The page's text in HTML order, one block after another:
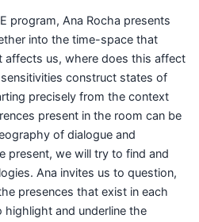
program, Ana Rocha presents
into the time-space that
affects us, where does this affect
construct states of
precisely from the context
present in the room can be
of dialogue and
present, we will try to find and
Ana invites us to question,
presences that exist in each
highlight and underline the